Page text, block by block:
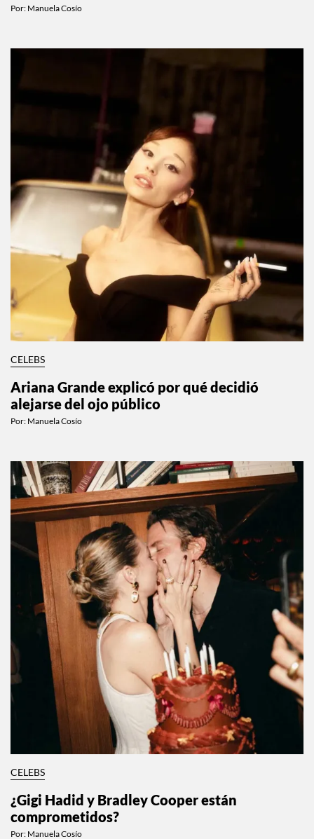
Por: Manuela Cosío
CELEBS
Ariana Grande explicó por qué decidió
alejarse del ojo público
Por: Manuela Cosío
CELEBS
¿Gigi Hadid y Bradley Cooper están
comprometidos?
Por: Manuela Cosío